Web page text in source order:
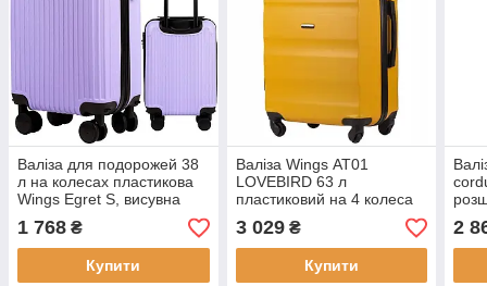
Валіза для подорожей 38
л на колесах пластикова
Wings Egret S, висувна
ручка, кодовий замок,
бузкова
1 768 ₴
Купити
Валіза Wings АТ01
LOVEBIRD 63 л
пластиковий на 4 колеса
2-камерна, висувна ручка,
вбудований кодовий замок
3 029₴
Купити
2